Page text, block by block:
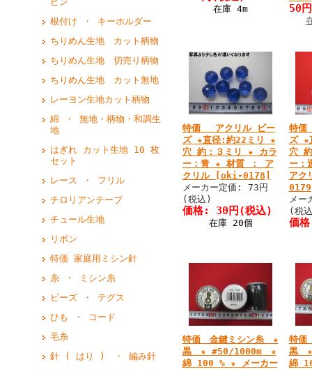
根付け ・ キーホルダー
ちりめん生地 カット柄物
ちりめん生地 切売り柄物
ちりめん生地 カット無地
レーヨン生地カット柄物
綿 ・ 無地・柄物・和調生
地
はぎれ カット生地 10 枚
セット
レース ・ フリル
チロリアンテープ
チュール生地
リボン
特価 家庭用ミシン針
糸 ・ ミシン糸
ビーズ ・ テグス
ひも ・ コード
毛糸
針 ( はり ) ・ 編み針
在庫 4m 50円
特価 アクリル ビー
ズ ★直径:約22ミリ ★
穴 約：３ミリ ★ カラ
ー：青 ★ 材質 ： ア
クリル [oki-0178]
メーカー定価: 73円
(税込)
価格: 30円 (税込)
在庫 20個
特
ズ ★
穴
ー：
ア
メー
(税
価
特価 金鍵ミシン糸 ★
黒 ★ #50/1000m ★
綿 100 % ★ メーカー
特価
黒
綿